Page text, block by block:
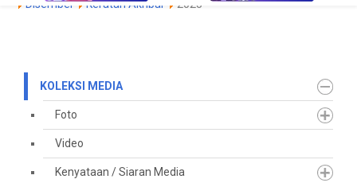
Disember
Keratan Akhbar 2025
KOLEKSI MEDIA
Foto
Video
Kenyataan / Siaran Media